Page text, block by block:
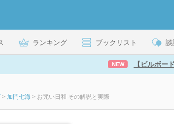
ランキング ブックリスト 談
NEW 【ビルボー
> 加門七海 > お咒い日和 その解説と実際